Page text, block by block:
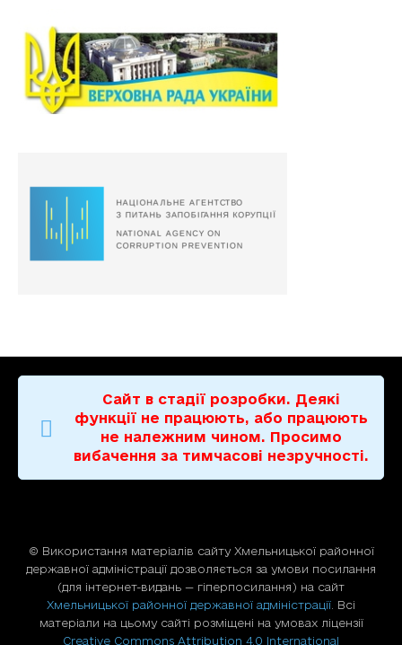
Сайт в стадії розробки. Деякі
функції не працюють, або працюють
не належним чином. Просимо
вибачення за тимчасові незручності.
© Використання матерiалiв сайту Хмельницької районної
державної адміністрації дозволяється за умови посилання
(для iнтернет-видань — гiперпосилання) на сайт
Хмельницької районної державної адміністрації . Всі
матеріали на цьому сайті розміщені на умовах ліцензії
Creative Commons Attribution 4.0 International